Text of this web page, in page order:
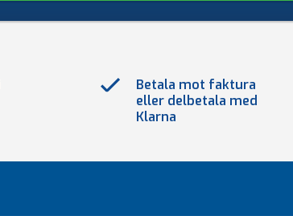
Betala mot faktura
eller delbetala med
Klarna